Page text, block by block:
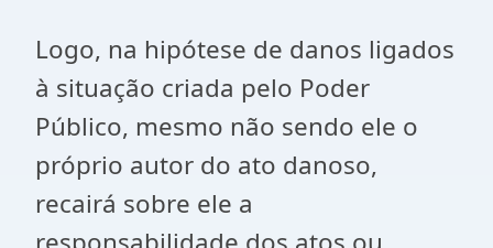
Logo, na hipótese de danos ligados
à situação criada pelo Poder
Público, mesmo não sendo ele o
próprio autor do ato danoso,
recairá sobre ele a